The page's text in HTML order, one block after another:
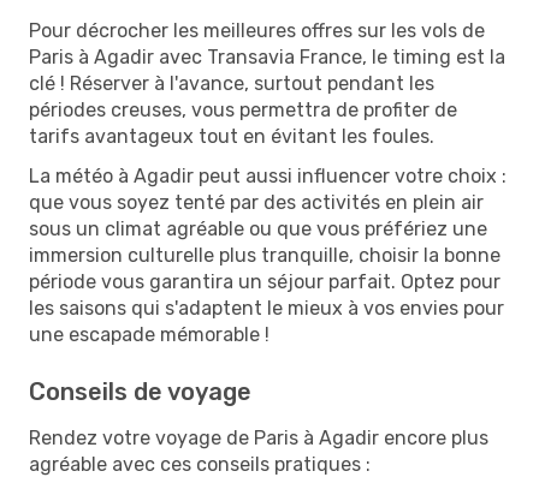
Pour décrocher les meilleures offres sur les vols de
Paris à Agadir avec Transavia France, le timing est la
clé ! Réserver à l'avance, surtout pendant les
périodes creuses, vous permettra de profiter de
tarifs avantageux tout en évitant les foules.
La météo à Agadir peut aussi influencer votre choix :
que vous soyez tenté par des activités en plein air
sous un climat agréable ou que vous préfériez une
immersion culturelle plus tranquille, choisir la bonne
période vous garantira un séjour parfait. Optez pour
les saisons qui s'adaptent le mieux à vos envies pour
une escapade mémorable !
Conseils de voyage
Rendez votre voyage de Paris à Agadir encore plus
agréable avec ces conseils pratiques :